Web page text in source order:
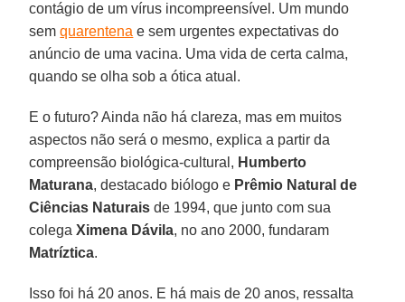
contágio de um vírus incompreensível. Um mundo
semquarentena e sem urgentes expectativas do
anúncio de uma vacina. Uma vida de certa calma,
quando se olha sob a ótica atual.
E o futuro? Ainda não há clareza, mas em muitos
aspectos não será o mesmo, explica a partir da
compreensão biológica-cultural, Humberto
Maturana, destacado biólogo e Prêmio Natural de
Ciências Naturais de 1994, que junto com sua
colegaXimena Dávila, no ano 2000, fundaram
Matríztica.
Isso foi há 20 anos. E há mais de 20 anos, ressalta